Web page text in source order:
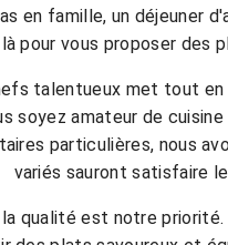
en famille, un déjeuner
là pour vous proposer des
talentueux met tout
soyez amateur de
particulières, nous
variés sauront satisfaire
la qualité est notre